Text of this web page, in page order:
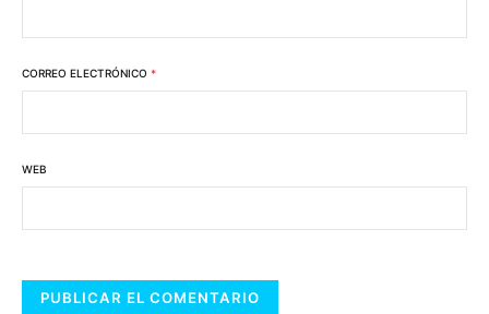
CORREO ELECTRÓNICO *
WEB